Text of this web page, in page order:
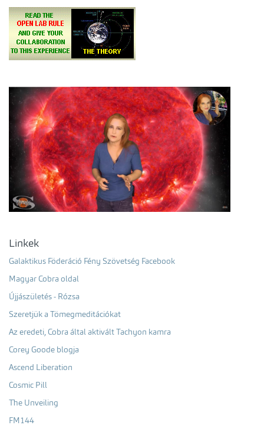
Linkek
Galaktikus Föderáció Fény Szövetség Facebook
Magyar Cobra oldal
Újjászületés - Rózsa
Szeretjük a Tömegmeditációkat
Az eredeti, Cobra által aktivált Tachyon kamra
Corey Goode blogja
Ascend Liberation
Cosmic Pill
The Unveiling
FM144